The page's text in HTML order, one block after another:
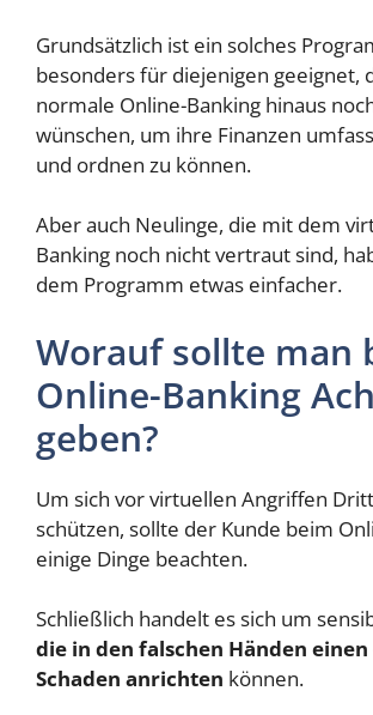
Grundsätzlich ist ein solches
besonders für diejenigen geeignet,
normale Online-Banking hinaus
wünschen, um ihre Finanzen
und ordnen zu können.
Aber auch Neulinge, die mit dem
Banking noch nicht vertraut sind,
dem Programm etwas einfacher.
Worauf sollte man
Online-Banking
geben?
Um sich vor virtuellen Angriffen
schützen, sollte der Kunde beim
einige Dinge beachten.
Schließlich handelt es sich um
die in den falschen Händen
Schaden anrichten können.